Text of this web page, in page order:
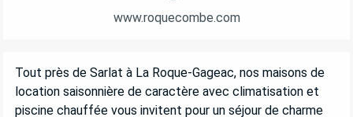
www.roquecombe.com
DESCRIPTION
Tout près de Sarlat à La Roque-Gageac, nos maisons de
location saisonnière de caractère avec climatisation et
piscine chauffée vous invitent pour un séjour de charme